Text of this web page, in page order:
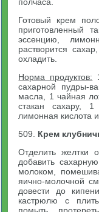
Готовый крем
приготовленный
эссенцию,
растворится
охладить.
Норма продуктов:
сахарной пудры-
масла, 1 чайная
стакан сахару,
лимонная кислота
509. Крем
Отделить желтки
добавить
молоком,
яично-молочной
довести до
кастрюлю с